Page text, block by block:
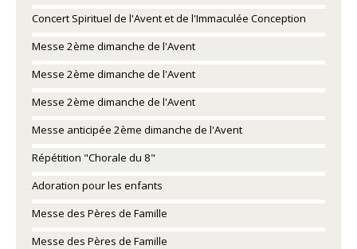
Concert Spirituel de l'Avent et de l'Immaculée Conception
Messe 2ème dimanche de l'Avent
Messe 2ème dimanche de l'Avent
Messe 2ème dimanche de l'Avent
Messe anticipée 2ème dimanche de l'Avent
Répétition "Chorale du 8"
Adoration pour les enfants
Messe des Pères de Famille
Messe des Pères de Famille